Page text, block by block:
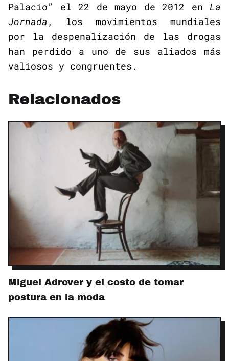
Palacio” el 22 de mayo de 2012 en La
Jornada , los movimientos mundiales
por la despenalización de las drogas
han perdido a uno de sus aliados más
valiosos y congruentes.
Relacionados
Miguel Adrover y el costo de tomar
postura en la moda